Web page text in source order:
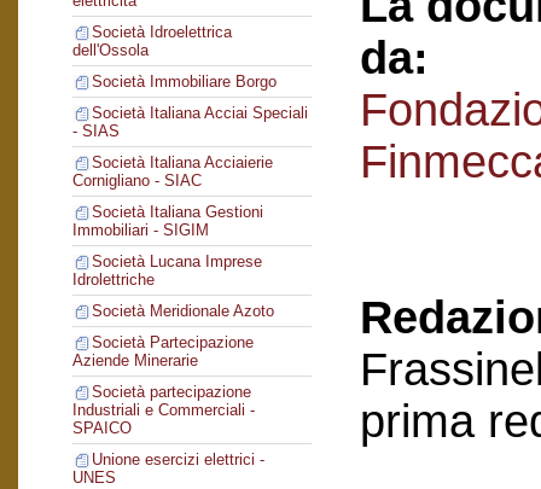
Società Idroelettrica
dell'Ossola
Società Immobiliare Borgo
Società Italiana Acciai Speciali
- SIAS
Società Italiana Acciaierie
Cornigliano - SIAC
Società Italiana Gestioni
Immobiliari - SIGIM
Società Lucana Imprese
Idrolettriche
Società Meridionale Azoto
Società Partecipazione
Aziende Minerarie
Società partecipazione
Industriali e Commerciali -
SPAICO
Unione esercizi elettrici -
UNES
da:
prima